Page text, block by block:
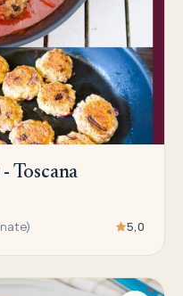
Toscana
5,0